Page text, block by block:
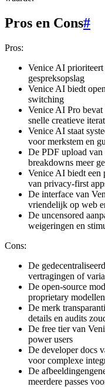
Pros en Cons#
Pros:
Venice AI
gespreksopslag
Venice AI biedt
switching
Venice AI Pro
snelle creatieve
Venice AI staat
voor merkstem en
De PDF upload van
breakdowns meer
Venice AI biedt een
van privacy-first
De interface van
vriendelijk op web
De uncensored
weigeringen en
Cons:
De
vertragingen of
De open-source
proprietary
De merk
details en audits
De free tier van
power users
De developer docs
voor complexe
De
meerdere passes